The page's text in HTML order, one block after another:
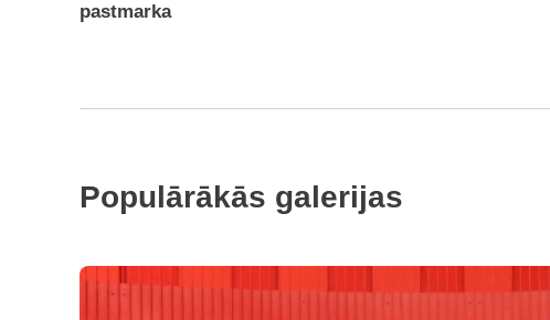
pastmarka
Populārākās galerijas